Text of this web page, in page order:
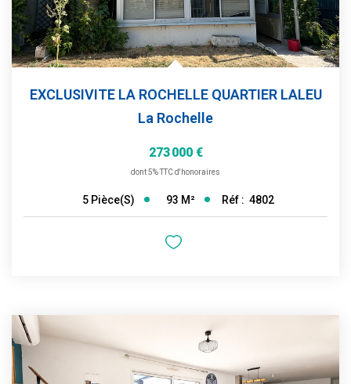
EXCLUSIVITE LA ROCHELLE QUARTIER LALEU
La Rochelle
273 000 €
dont 5% TTC d'honoraires
5 Pièce(s) 93 M² Réf : 4802